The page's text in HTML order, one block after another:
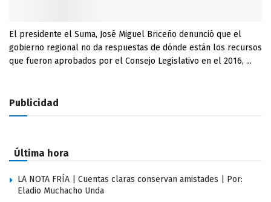
El presidente el Suma, José Miguel Briceño denunció que el
gobierno regional no da respuestas de dónde están los recursos
que fueron aprobados por el Consejo Legislativo en el 2016, ...
Publicidad
Última hora
LA NOTA FRÍA | Cuentas claras conservan amistades | Por:
Eladio Muchacho Unda